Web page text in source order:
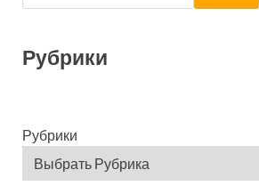
Рубрики
Рубрики